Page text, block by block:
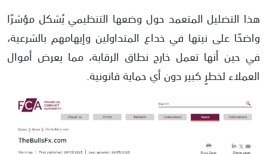
هذا التضليل المتعمد حول وضعها التنظيمي يُشكل مؤشرًا
واضحًا على نيتها في خداع المتداولين وإيهامهم بالشرعية،
في حين أنها تعمل خارج نطاق الرقابة، مما يعرض أموال
العملاء لخطرٍ كبير دون أي حماية قانونية.